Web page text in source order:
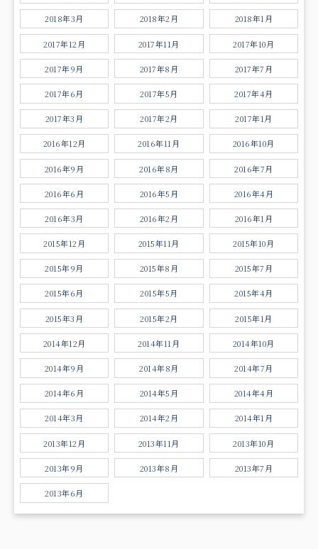
2018年3月 2018年2月 2018年1月
2017年12月 2017年11月 2017年10月
2017年9月 2017年8月 2017年7月
2017年6月 2017年5月 2017年4月
2017年3月 2017年2月 2017年1月
2016年12月 2016年11月 2016年10月
2016年9月 2016年8月 2016年7月
2016年6月 2016年5月 2016年4月
2016年3月 2016年2月 2016年1月
2015年12月 2015年11月 2015年10月
2015年9月 2015年8月 2015年7月
2015年6月 2015年5月 2015年4月
2015年3月 2015年2月 2015年1月
2014年12月 2014年11月 2014年10月
2014年9月 2014年8月 2014年7月
2014年6月 2014年5月 2014年4月
2014年3月 2014年2月 2014年1月
2013年12月 2013年11月 2013年10月
2013年9月 2013年8月 2013年7月
2013年6月